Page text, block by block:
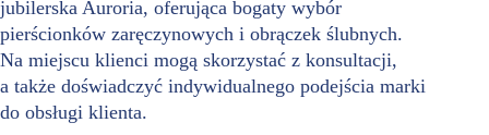
jubilerska Auroria, oferująca bogaty wybór
pierścionków zaręczynowych i obrączek ślubnych.
Na miejscu klienci mogą skorzystać z konsultacji,
a także doświadczyć indywidualnego podejścia marki
do obsługi klienta.